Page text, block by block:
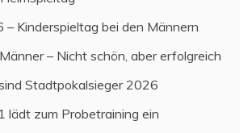
Kinderspieltag bei den Männern
– Nicht schön, aber erfolgreich
Stadtpokalsieger 2026
lädt zum Probetraining ein